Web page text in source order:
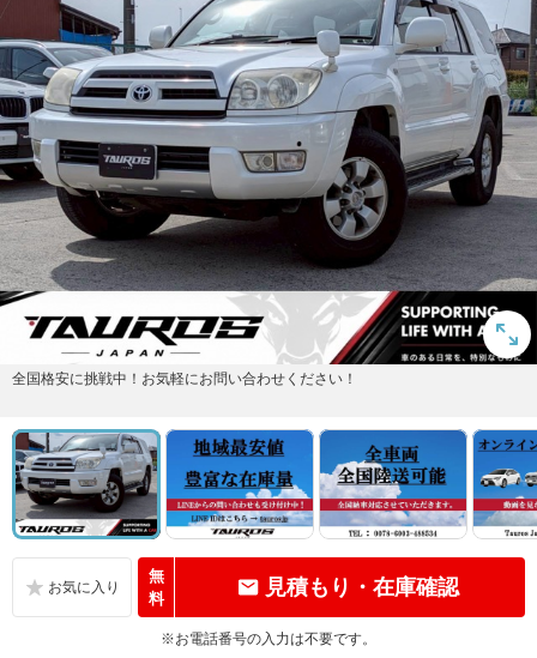
全国格安に挑戦中！お気軽にお問い合わせください！
無
料
見積もり・在庫確認
※お電話番号の入力は不要です。